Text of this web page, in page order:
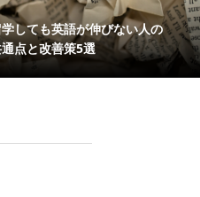
しても英語が伸びない人の
点と改善策5選